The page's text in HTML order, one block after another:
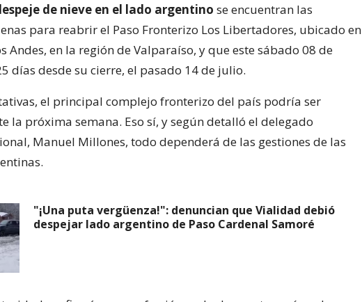
de nieve en el lado argentino se encuentran las
para reabrir el Paso Fronterizo Los Libertadores, ubicado en
Andes, en la región de Valparaíso, y que este sábado 08 de
días desde su cierre, el pasado 14 de julio.
el principal complejo fronterizo del país podría ser
la próxima semana. Eso sí, y según detalló el delegado
Manuel Millones, todo dependerá de las gestiones de las
"¡Una puta vergüenza!": denuncian que Vialidad debió
despejar lado argentino de Paso Cardenal Samoré